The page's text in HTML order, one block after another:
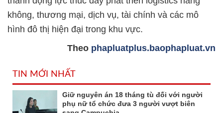
không, thương mại, dịch vụ, tài chính và các mô
hình đô thị hiện đại trong khu vực.
Theo phapluatplus.baophapluat.vn
TIN MỚI NHẤT
Giữ nguyên án 18 tháng tù đối với người
phụ nữ tổ chức đưa 3 người vượt biên